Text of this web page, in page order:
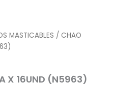
MASTICABLES / CHAO
X 16UND (N5963)